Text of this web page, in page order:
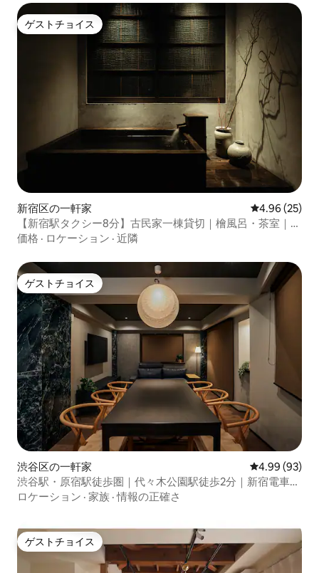
ゲストチョイス
ゲストチョイス
新宿区の一軒家 レビュー25
4.96 (25)
【新宿駅タクシー8分】古民家一棟貸切｜檜風呂・茶室｜最
大5名
価格 · ロケーション · 近隣
ゲストチョイス
ゲストチョイス
渋谷区の一軒家 レビュー93
4.99 (93)
渋谷駅・原宿駅徒歩圏｜代々木公園駅徒歩2分｜新宿電車5
分｜シャワー2つ｜123㎡・都心の一軒家貸切！
ロケーション · 家族 ·情報の正確さ
ゲストチョイス
ゲストチョイス